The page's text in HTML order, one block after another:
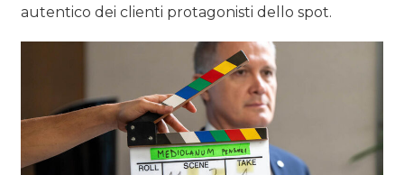
autentico dei clienti protagonisti dello spot.